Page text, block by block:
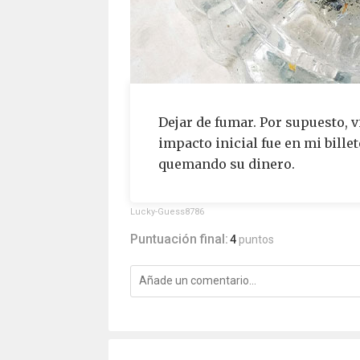
Dejar de fumar. Por supuesto,
impacto inicial fue en mi
quemando su dinero.
Lucky-Guess8786
Puntuación final:4 puntos